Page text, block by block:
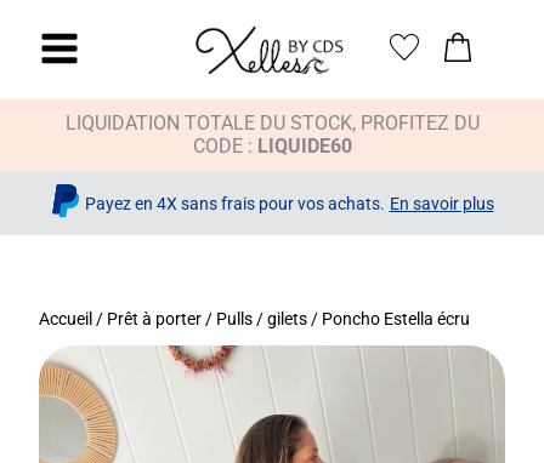
LIQUIDATION TOTALE DU STOCK, PROFITEZ DU
CODE : LIQUIDE60
Payez en 4X sans frais pour vos achats. En savoir plus
Accueil / Prêt à porter / Pulls / gilets / Poncho Estella écru